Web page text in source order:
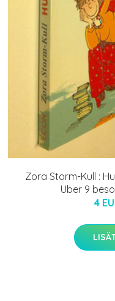
Zora Storm-Kull :
Uber 9
4